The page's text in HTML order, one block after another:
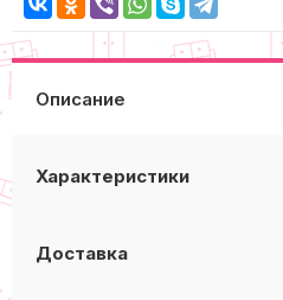
Описание
Характеристики
Доставка